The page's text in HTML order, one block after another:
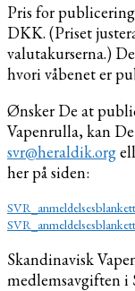
Pris for
DKK. (Priset
valutakurserna.)
hvori våbenet er
Ønsker De at
Vapenrulla, kan
svr@heraldik.org
her på siden:
Skandinavisk
medlemsavgiften i